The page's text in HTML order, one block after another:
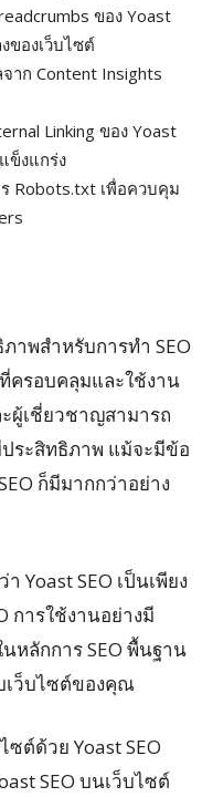
ของ Yoast
ของเว็บไซต์
าก Content Insights
Linking ของ Yoast
ข็งแกร่ง
Robots.txt เพื่อควบคุม
าพสำหรับการทำ SEO
ครอบคลุมและใช้งาน
ะผู้เชี่ยวชาญสามารถ
ประสิทธิภาพ แม้จะมีข้อ
ก็มีมากกว่าอย่าง
Yoast SEO เป็นเพียง
การใช้งานอย่างมี
หลักการ SEO พื้นฐาน
เว็บไซต์ของคุณ
ต์ด้วย Yoast SEO
SEO บนเว็บไซต์